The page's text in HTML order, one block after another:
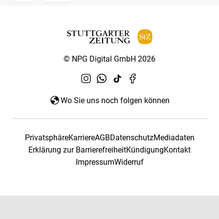
© NPG Digital GmbH 2026
Wo Sie uns noch folgen können
PrivatsphäreKarriereAGBDatenschutzMediadaten
Erklärung zur BarrierefreiheitKündigungKontakt
ImpressumWiderruf